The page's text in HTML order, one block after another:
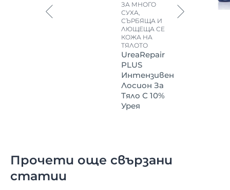
ЗА МНОГО
СУХА,
СЪРБЯЩА И
ЛЮЩЕЩА СЕ
КОЖА НА
ТЯЛОТО
UreaRepair
PLUS
Интензивен
Лосион За
Тяло С 10%
Урея
Прочети още свързани
статии